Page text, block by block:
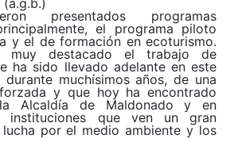
presentados programas
el programa piloto
y el de formación en ecoturismo.
muy destacado el trabajo de
ha sido llevado adelante en este
durante muchísimos años, de una
y que hoy ha encontrado
Alcaldía de Maldonado y en
instituciones que ven un gran
por el medio ambiente y los